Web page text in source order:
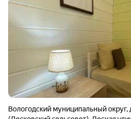
Вологодский муниципальный округ,